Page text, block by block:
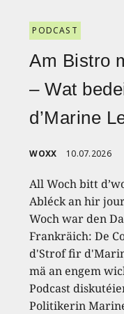
PODCAST
Am Bistro
– Wat
d’Marine
WOXX 10.07.2026
All Woch bitt
Abléck an hir
Woch war den
Frankräich: De
d'Strof fir
mä an engem
Podcast
Politikerin